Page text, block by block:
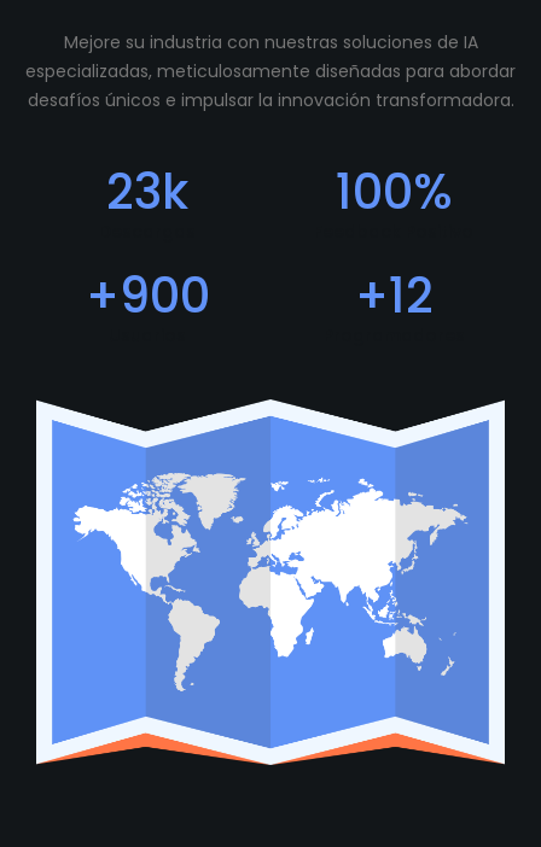
Mejore su industria con nuestras soluciones de IA
especializadas, meticulosamente diseñadas para abordar
desafíos únicos e impulsar la innovación transformadora.
23k 100%
+900 +12